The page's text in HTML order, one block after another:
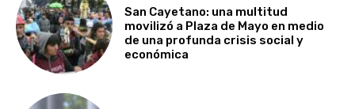
San Cayetano: una multitud
movilizó a Plaza de Mayo en medio
de una profunda crisis social y
económica